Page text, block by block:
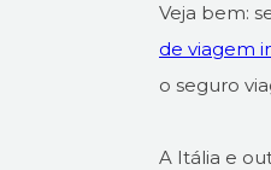
Veja bem:
de viagem
o seguro
A Itália e